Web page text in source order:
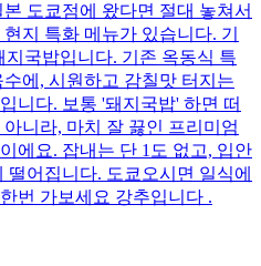
도쿄점에 왔다면 절대 놓쳐서
지 특화 메뉴가 있습니다. 기
국밥입니다. 기존 옥동식 특
에, 시원하고 감칠맛 터지는
니다. 보통 '돼지국밥' 하면 떠
니라, 마치 잘 끓인 프리미엄
에요. 잡내는 단 1도 없고, 입안
어집니다. 도쿄오시면 일식에
번 가보세요 강추입니다 .